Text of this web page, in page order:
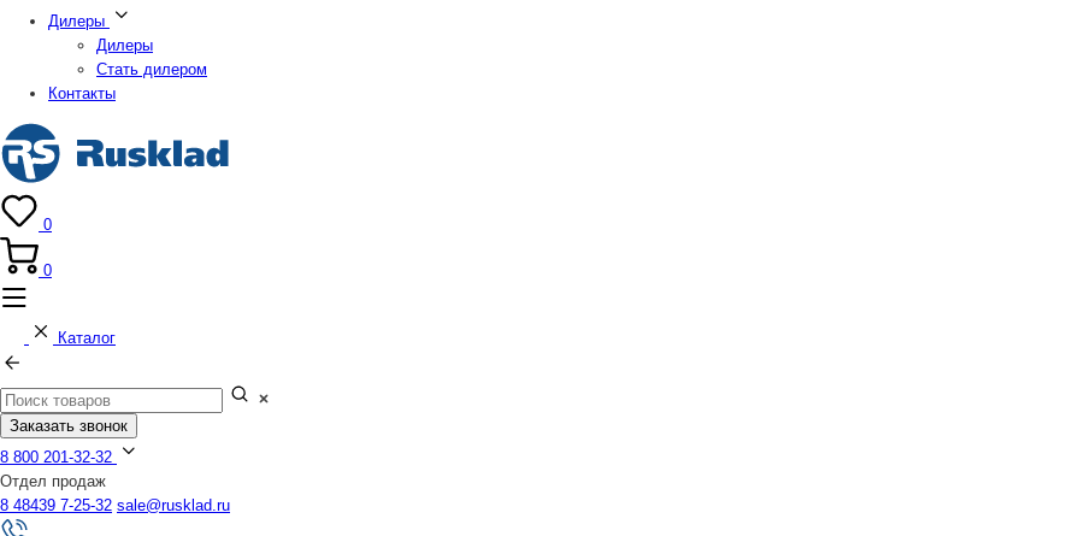
Дилеры
Дилеры
Стать дилером
Контакты
0
0
Каталог
Заказать звонок
8 800 201-32-32
Отдел продаж
8 48439 7-25-32 sale@rusklad.ru